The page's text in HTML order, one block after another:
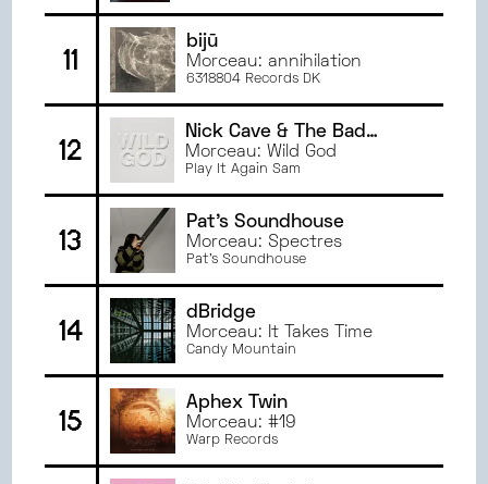
11
bijū
Morceau: annihilation
6318804 Records DK
12
Nick Cave & The Bad
Seeds
Morceau: Wild God
Play It Again Sam
13
Pat's Soundhouse
Morceau: Spectres
Pat's Soundhouse
14
dBridge
Morceau: It Takes Time
Candy Mountain
15
Aphex Twin
Morceau: #19
Warp Records